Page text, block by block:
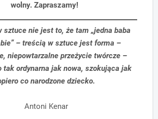
wolny. Zapraszamy!
sztuce nie jest to, że tam „jedna baba
– treścią w sztuce jest forma –
niepowtarzalne przeżycie twórcze –
tak ordynarna jak nowa, szokująca jak
co narodzone dziecko.
Antoni Kenar